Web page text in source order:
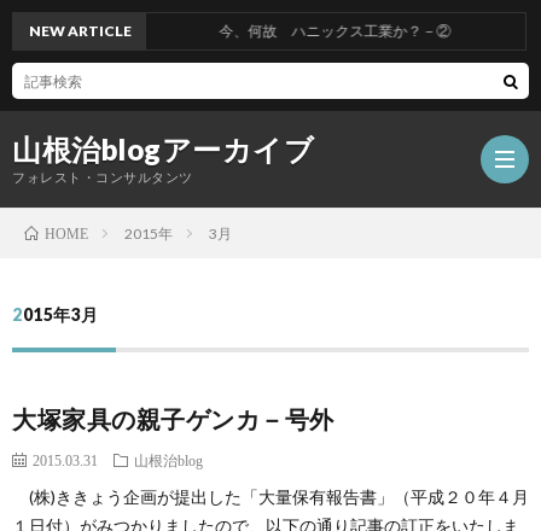
山根治blogアーカイブ
フォレスト・コンサルタンツ
冤
を
根
会
NEW ARTICLE 今、何故 ハニックス工業か？－②
HOME 2015年 3月
2015年3月
大塚家具の親子ゲンカ－号外
2015.03.31 山根治blog
(株)ききょう企画が提出した「大量保有報告書」（平成２０年４月
１日付）がみつかりましたので、以下の通り記事の訂正をいたしま